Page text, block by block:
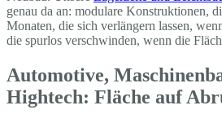
genau da an: modulare Konstruktionen,
Monaten, die sich verlängern lassen,
die spurlos verschwinden, wenn die
Automotive,
Hightech: Fläche auf